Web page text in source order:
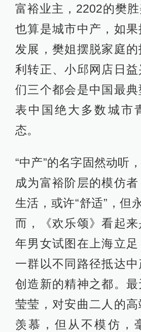
富裕业主，2202的樊胜
也算是城市中产，如
发展，樊姐摆脱家庭
利转正、小邱网店日
们三个都会是中国最
表中国绝大多数城市
态。
“中产”的名字固然动听
成为富裕阶层的模仿
生活，或许“舒适”，但
而，《欢乐颂》看起
年男女试图在上海立
一群以不同路径抵达
创造新的精神之都。
莹莹，对安曲二人的
羡慕，但从不模仿，